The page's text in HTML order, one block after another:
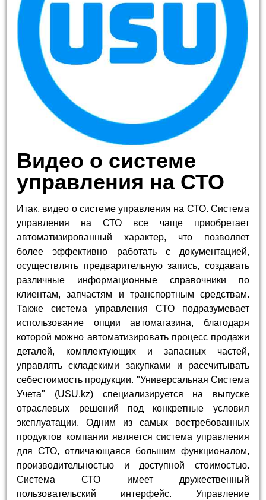
Видео о системе
управления на СТО
Итак, видео о системе управления на СТО. Система
управления на СТО все чаще приобретает
автоматизированный характер, что позволяет
более эффективно работать с документацией,
осуществлять предварительную запись, создавать
различные информационные справочники по
клиентам, запчастям и транспортным средствам.
Также система управления СТО подразумевает
использование опции автомагазина, благодаря
которой можно автоматизировать процесс продажи
деталей, комплектующих и запасных частей,
управлять складскими закупками и рассчитывать
себестоимость продукции. "Универсальная Система
Учета" (USU.kz) специализируется на выпуске
отраслевых решений под конкретные условия
эксплуатации. Одним из самых востребованных
продуктов компании является система управления
для СТО, отличающаяся большим функционалом,
производительностью и доступной стоимостью.
Система СТО имеет дружественный
пользовательский интерфейс. Управление